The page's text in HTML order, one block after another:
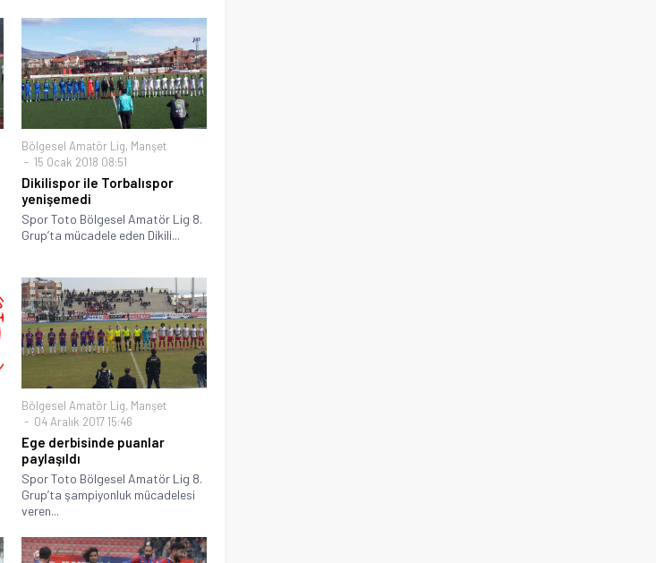
Bölgesel Amatör Lig, Manşet
15 Ocak 2018 08:51
Dikilispor ile Torbalıspor
yenişemedi
Spor Toto Bölgesel Amatör Lig 8.
Grup’ta mücadele eden Dikili...
Bölgesel Amatör Lig, Manşet
04 Aralık 2017 15:46
Ege derbisinde puanlar
paylaşıldı
Spor Toto Bölgesel Amatör Lig 8.
Grup’ta şampiyonluk mücadelesi
veren...